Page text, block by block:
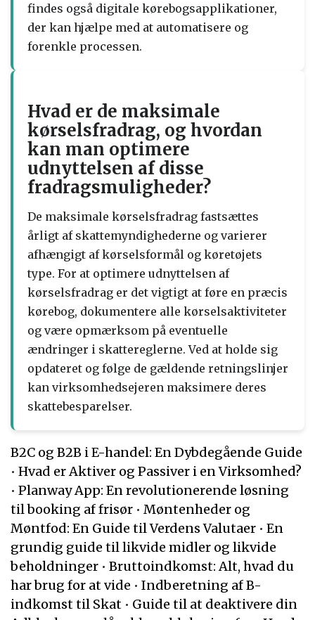
findes også digitale kørebogsapplikationer,
der kan hjælpe med at automatisere og
forenkle processen.
Hvad er de maksimale
kørselsfradrag, og hvordan
kan man optimere
udnyttelsen af disse
fradragsmuligheder?
De maksimale kørselsfradrag fastsættes
årligt af skattemyndighederne og varierer
afhængigt af kørselsformål og køretøjets
type. For at optimere udnyttelsen af
kørselsfradrag er det vigtigt at føre en præcis
kørebog, dokumentere alle kørselsaktiviteter
og være opmærksom på eventuelle
ændringer i skattereglerne. Ved at holde sig
opdateret og følge de gældende retningslinjer
kan virksomhedsejeren maksimere deres
skattebesparelser.
B2C og B2B i E-handel: En Dybdegående Guide
• Hvad er Aktiver og Passiver i en Virksomhed?
• Planway App: En revolutionerende løsning
til booking af frisør • Møntenheder og
Møntfod: En Guide til Verdens Valutaer • En
grundig guide til likvide midler og likvide
beholdninger • Bruttoindkomst: Alt, hvad du
har brug for at vide • Indberetning af B-
indkomst til Skat • Guide til at deaktivere din